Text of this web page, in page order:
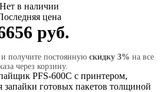
Нет в наличии
цена
руб.
получите постоянную скидку 3% на все
через корзину.
PFS-600C с принтером,
запайки готовых пакетов толщиной